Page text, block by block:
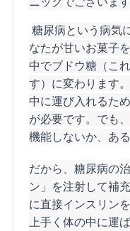
糖尿病という病気
なたが甘いお菓子
中でブドウ糖（こ
す）に変わります
中に運び入れるた
が必要です。でも
機能しないか、あ
だから、糖尿病の
ン」を注射して補
に直接インスリン
上手く体の中に運